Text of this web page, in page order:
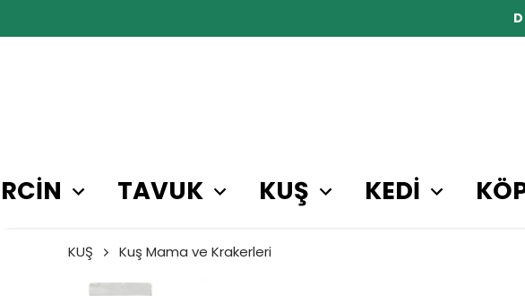
TAVUK KUŞ KEDİ
KUŞ Kuş Mama ve Krakerleri